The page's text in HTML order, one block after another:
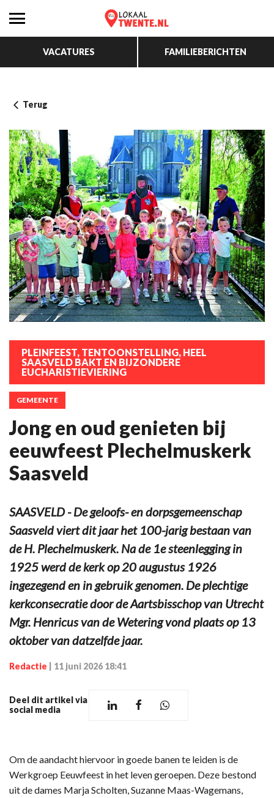
VACATURES FAMILIEBERICHTEN
Terug
PLEINFEEST, TENTOONSTELLING, HEEL
SAASVELD BAKT EN BIJZONDERE
EUCHARISTIEVIERING
GEMEENTE
Jong en oud genieten bij
eeuwfeest Plechelmuskerk
Saasveld
SAASVELD - De geloofs- en dorpsgemeenschap
Saasveld viert dit jaar het 100-jarig bestaan van
de H. Plechelmuskerk. Na de 1e steenlegging in
1925 werd de kerk op 20 augustus 1926
ingezegend en in gebruik genomen. De plechtige
kerkconsecratie door de Aartsbisschop van Utrecht
Mgr. Henricus van de Wetering vond plaats op 13
oktober van datzelfde jaar.
Redactie 11 juni 2026 18:41
Deel dit artikel via
social media
Om de aandacht hiervoor in goede banen te leiden is de
Werkgroep Eeuwfeest in het leven geroepen. Deze bestond
uit de dames Marja Scholten, Suzanne Maas-Wagemans,